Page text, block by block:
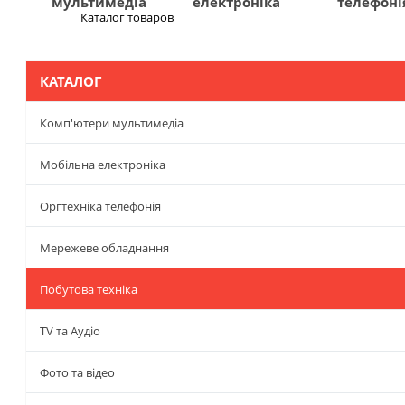
Каталог товаров
КАТАЛОГ
Комп'ютери мультимедіа
Мобільна електроніка
Оргтехніка телефонія
Мережеве обладнання
Побутова техніка
TV та Аудіо
Фото та відео